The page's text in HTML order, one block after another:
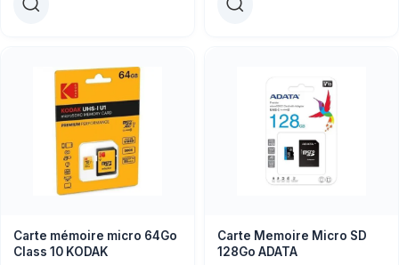
Carte mémoire micro 64Go
Class 10 KODAK
Carte Memoire Micro SD
128Go ADATA